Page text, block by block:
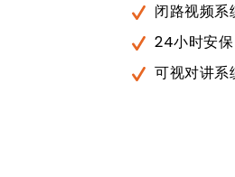
闭路视频系
24小时安保
可视对讲系